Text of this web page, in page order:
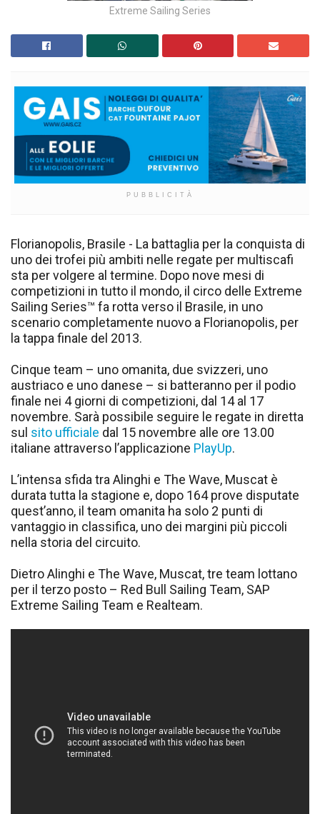
Extreme Sailing Series
PUBBLICITÀ
Florianopolis, Brasile - La battaglia per la conquista di
uno dei trofei più ambiti nelle regate per multiscafi
sta per volgere al termine. Dopo nove mesi di
competizioni in tutto il mondo, il circo delle Extreme
Sailing Series™ fa rotta verso il Brasile, in uno
scenario completamente nuovo a Florianopolis, per
la tappa finale del 2013.
Cinque team – uno omanita, due svizzeri, uno
austriaco e uno danese – si batteranno per il podio
finale nei 4 giorni di competizioni, dal 14 al 17
novembre. Sarà possibile seguire le regate in diretta
sul sito ufficiale dal 15 novembre alle ore 13.00
italiane attraverso l’applicazione PlayUp.
L’intensa sfida tra Alinghi e The Wave, Muscat è
durata tutta la stagione e, dopo 164 prove disputate
quest’anno, il team omanita ha solo 2 punti di
vantaggio in classifica, uno dei margini più piccoli
nella storia del circuito.
Dietro Alinghi e The Wave, Muscat, tre team lottano
per il terzo posto – Red Bull Sailing Team, SAP
Extreme Sailing Team e Realteam.